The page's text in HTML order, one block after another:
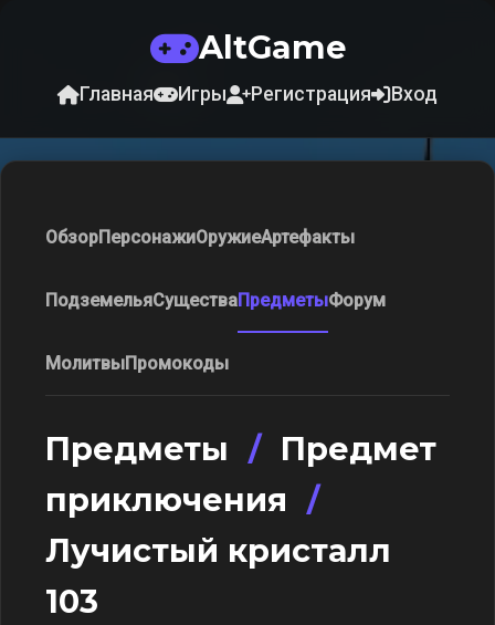
AltGame
Главная Игры Регистрация Вход
ОбзорПерсонажиОружиеАртефакты
ПодземельяСуществаПредметыФорум
МолитвыПромокоды
Предметы / Предмет
приключения /
Лучистый кристалл
103